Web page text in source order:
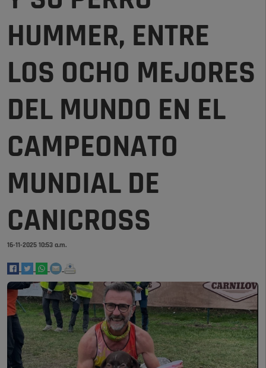
HUMMER, ENTRE
LOS OCHO MEJORES
DEL MUNDO EN EL
CAMPEONATO
MUNDIAL DE
CANICROSS
16-11-2025 10:53 a.m.